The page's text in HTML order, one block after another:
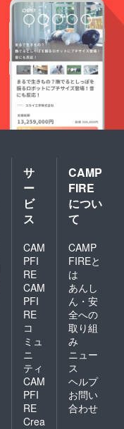
サ
ー
ビ
ス
CAM
PFI
RE
CAM
PFI
RE
コ
ミュ
ニ
ティ
CAM
PFI
RE
Crea
CAMP
FIRE
につい
て
CAMP
FIREと
は
あんし
ん・安
全への
取り組
み
ニュー
ス
ヘルプ
お問い
合わせ